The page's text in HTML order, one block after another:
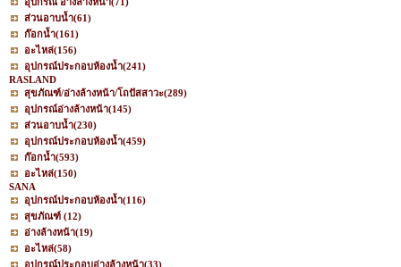
ส่วนอาบน้ำ(61)
ก๊อกน้ำ(161)
อะไหล่(156)
อุปกรณ์ประกอบห้องน้ำ(241)
RASLAND
สุขภัณฑ์/อ่างล้างหน้า/โถปัสสาวะ(289)
อุปกรณ์อ่างล้างหน้า(145)
ส่วนอาบน้ำ(230)
อุปกรณ์ประกอบห้องน้ำ(459)
ก๊อกน้ำ(593)
อะไหล่(150)
SANA
อุปกรณ์ประกอบห้องน้ำ(116)
สุขภัณฑ์ (12)
อ่างล้างหน้า(19)
อะไหล่(58)
อุปกรณ์ประกอบอ่างล้างหน้า(33)